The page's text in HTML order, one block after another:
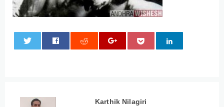
Karthik Nilagiri